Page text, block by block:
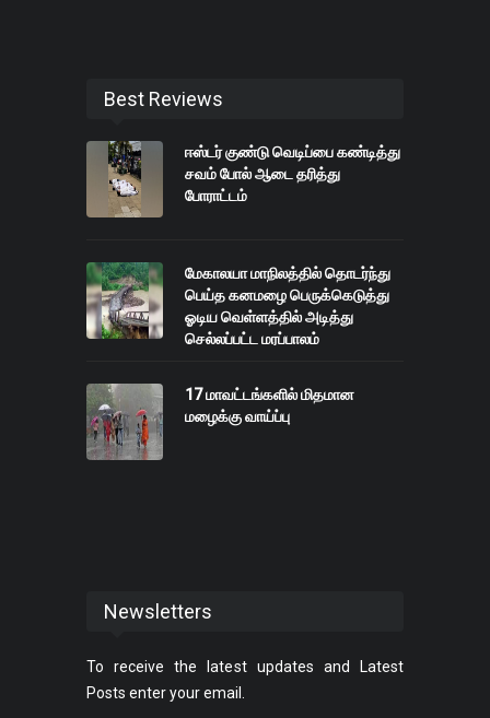
Best Reviews
ஈஸ்டர் குண்டு வெடிப்பை கண்டித்து
சவம் போல் ஆடை தரித்து
போராட்டம்
மேகாலயா மாநிலத்தில் தொடர்ந்து
பெய்த கனமழை பெருக்கெடுத்து
ஓடிய வெள்ளத்தில் அடித்து
செல்லப்பட்ட மரப்பாலம்
17 மாவட்டங்களில் மிதமான
மழைக்கு வாய்ப்பு
Newsletters
To receive the latest updates and Latest
Posts enter your email.